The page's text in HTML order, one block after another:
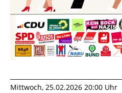
Mittwoch, 25.02.2026 20:00 Uhr